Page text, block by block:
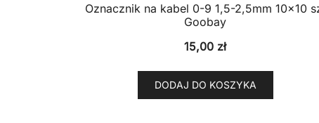
Oznacznik na kabel 0-9 1,5-2,5mm 10×10
Goobay
15,00 zł
DODAJ DO KOSZYKA